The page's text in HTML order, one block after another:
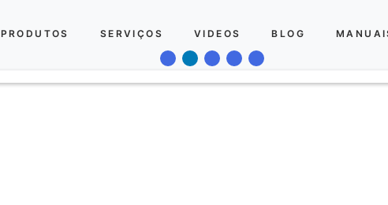
PRODUTOS SERVIÇOS VIDEOS BLOG